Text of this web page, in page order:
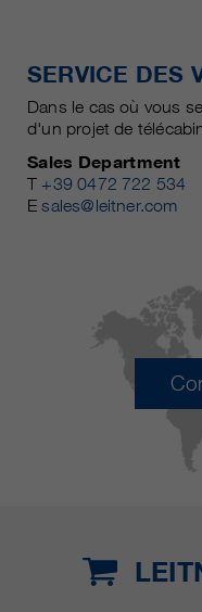
SERVICE DES
Dans le cas où vous
d'un projet de
Sales Department
T +39 0472 722 534
Esales@leitner.com